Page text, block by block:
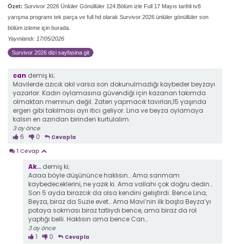
Özet: Survivor 2026 Ünlüler Gönüllüler 124.Bölüm izle Full 17 Mayıs tarihli tv8
yarışma programı tek parça ve full hd olarak Survivor 2026 ünlüler gönüllüler son
bölüm izleme için burada.
Yayınlandı: 17/05/2026
Survivor 2026 dizi sayfasina git
can demiş ki;
Mavilerde azıcık akıl varsa son dokunulmazlığı kaybeder beyzayı
yazarlar. Kadın oylamasına güvendiği için kazanan takımda
olmaktan memnun değil. Zaten yapmacık tavırları,15 yaşında
ergen gibi takılması ayrı itici geliyor. Lina ve beyza oylamaya
kalsın en azından birinden kurtulalım.
3 ay önce
6 0 Cevapla
1 Cevap
Ak.. demiş ki;
Aaaa böyle düşününce haklısın… Ama sanmam
kaybedeceklerini, ne yazık ki. Ama vallahi çok doğru dedin…
Son 5 ayda birazcık da olsa kendini geliştirdi. Bence Lina,
Beyza, biraz da Suzie evet… Ama Mavi’nin ilk başta Beyza’yı
potaya sokması biraz tatlıydı bence, ama biraz da rol
yaptığı belli. Haklısın ama bence Can…
3 ay önce
1 0 Cevapla